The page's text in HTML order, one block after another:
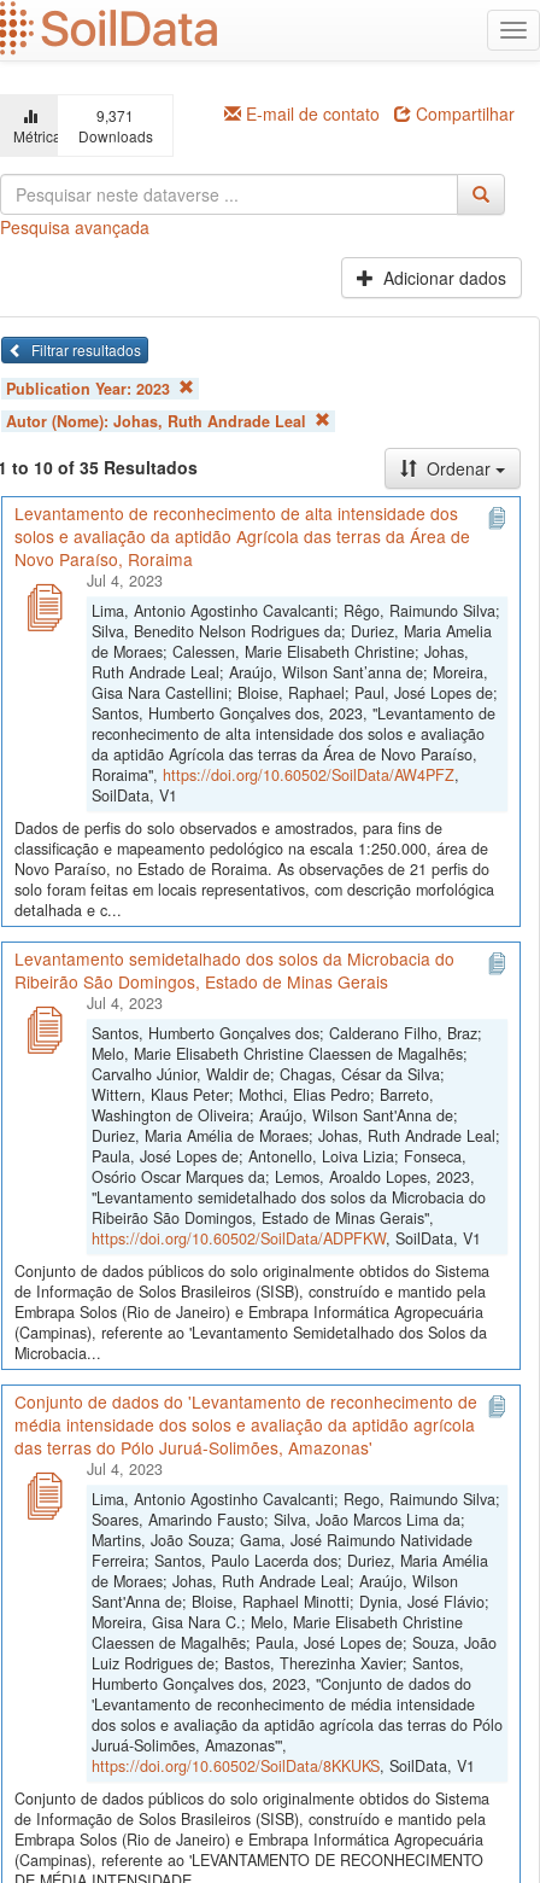
Ir
para
o
principal
Métricas
9,371
Downloads
E-mail de contato Compartilhar
Pesquisa avançada
Adicionar dados
Filtrar resultados
Publication Year: 2023
Autor (Nome): Johas, Ruth Andrade Leal
to 10 of 35 Resultados
Ordenar
Levantamento de reconhecimento de alta intensidade dos
solos e avaliação da aptidão Agrícola das terras da Área de
Novo Paraíso, Roraima
Jul 4, 2023
Lima, Antonio Agostinho Cavalcanti; Rêgo, Raimundo Silva;
Silva, Benedito Nelson Rodrigues da; Duriez, Maria Amelia
de Moraes; Calessen, Marie Elisabeth Christine; Johas,
Ruth Andrade Leal; Araújo, Wilson Sant’anna de; Moreira,
Gisa Nara Castellini; Bloise, Raphael; Paul, José Lopes de;
Santos, Humberto Gonçalves dos, 2023, "Levantamento de
reconhecimento de alta intensidade dos solos e avaliação
da aptidão Agrícola das terras da Área de Novo Paraíso,
Roraima", https://doi.org/10.60502/SoilData/AW4PFZ,
SoilData, V1
Dados de perfis do solo observados e amostrados, para fins de
classificação e mapeamento pedológico na escala 1:250.000, área de
Novo Paraíso, no Estado de Roraima. As observações de 21 perfis do
solo foram feitas em locais representativos, com descrição morfológica
detalhada e c...
Levantamento semidetalhado dos solos da Microbacia do
Ribeirão São Domingos, Estado de Minas Gerais
Jul 4, 2023
Santos, Humberto Gonçalves dos; Calderano Filho, Braz;
Melo, Marie Elisabeth Christine Claessen de Magalhẽs;
Carvalho Júnior, Waldir de; Chagas, César da Silva;
Wittern, Klaus Peter; Mothci, Elias Pedro; Barreto,
Washington de Oliveira; Araújo, Wilson Sant'Anna de;
Duriez, Maria Amélia de Moraes; Johas, Ruth Andrade Leal;
Paula, José Lopes de; Antonello, Loiva Lizia; Fonseca,
Osório Oscar Marques da; Lemos, Aroaldo Lopes, 2023,
"Levantamento semidetalhado dos solos da Microbacia do
Ribeirão São Domingos, Estado de Minas Gerais",
https://doi.org/10.60502/SoilData/ADPFKW, SoilData, V1
Conjunto de dados públicos do solo originalmente obtidos do Sistema
de Informação de Solos Brasileiros (SISB), construído e mantido pela
Embrapa Solos (Rio de Janeiro) e Embrapa Informática Agropecuária
(Campinas), referente ao 'Levantamento Semidetalhado dos Solos da
Microbacia...
Conjunto de dados do 'Levantamento de reconhecimento de
média intensidade dos solos e avaliação da aptidão agrícola
das terras do Pólo Juruá-Solimões, Amazonas'
Jul 4, 2023
Lima, Antonio Agostinho Cavalcanti; Rego, Raimundo Silva;
Soares, Amarindo Fausto; Silva, João Marcos Lima da;
Martins, João Souza; Gama, José Raimundo Natividade
Ferreira; Santos, Paulo Lacerda dos; Duriez, Maria Amélia
de Moraes; Johas, Ruth Andrade Leal; Araújo, Wilson
Sant'Anna de; Bloise, Raphael Minotti; Dynia, José Flávio;
Moreira, Gisa Nara C.; Melo, Marie Elisabeth Christine
Claessen de Magalhẽs; Paula, José Lopes de; Souza, João
Luiz Rodrigues de; Bastos, Therezinha Xavier; Santos,
Humberto Gonçalves dos, 2023, "Conjunto de dados do
'Levantamento de reconhecimento de média intensidade
dos solos e avaliação da aptidão agrícola das terras do Pólo
Juruá-Solimões, Amazonas'",
https://doi.org/10.60502/SoilData/8KKUKS, SoilData, V1
Conjunto de dados públicos do solo originalmente obtidos do Sistema
de Informação de Solos Brasileiros (SISB), construído e mantido pela
Embrapa Solos (Rio de Janeiro) e Embrapa Informática Agropecuária
(Campinas), referente ao 'LEVANTAMENTO DE RECONHECIMENTO